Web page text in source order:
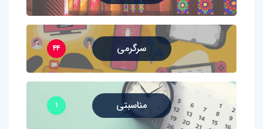
سرگرمی ۴۴
مناسبتی ۱